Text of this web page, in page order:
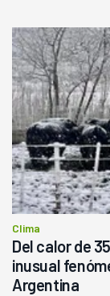
Clima
Del calor de
inusual
Argentina